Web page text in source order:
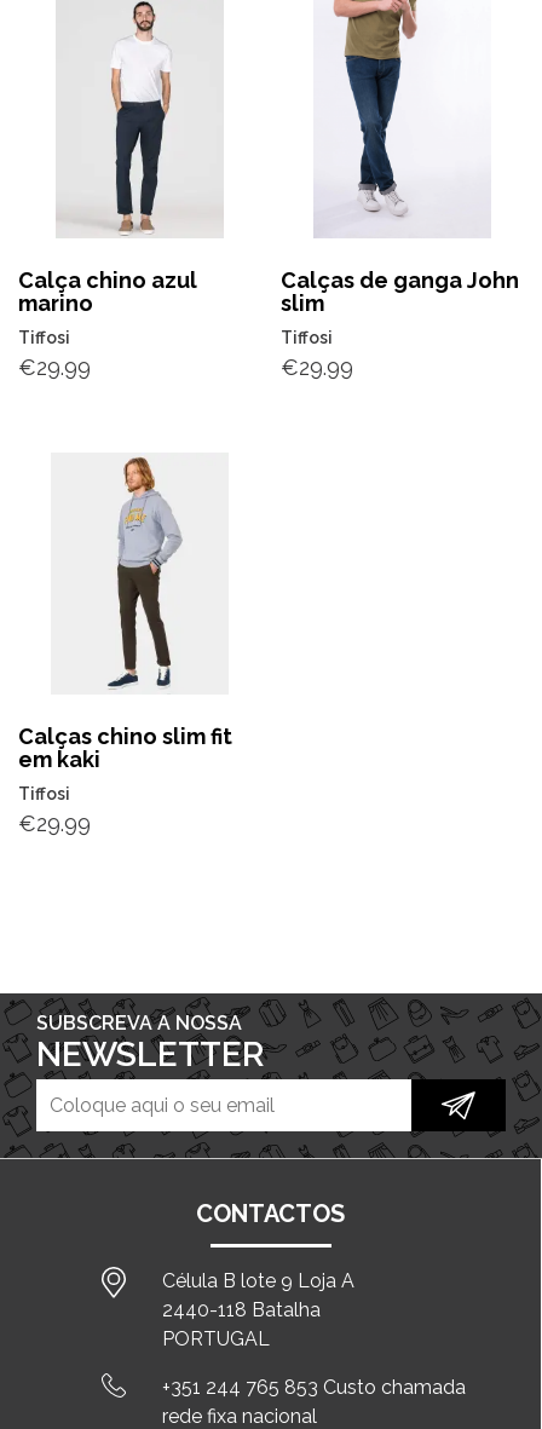
Calça chino azul
marino
Tiffosi
€29.99
Calças de ganga John
slim
Tiffosi
€29.99
Calças chino slim fit
em kaki
Tiffosi
€29.99
SUBSCREVA A NOSSA
NEWSLETTER
CONTACTOS
Célula B lote 9 Loja A
2440-118 Batalha
PORTUGAL
+351 244 765 853 Custo chamada
rede fixa nacional